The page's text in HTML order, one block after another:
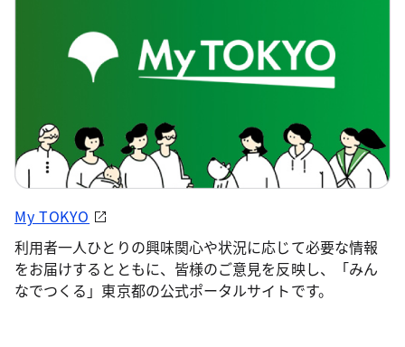
My TOKYO
利用者一人ひとりの興味関心や状況に応じて必要な情報
をお届けするとともに、皆様のご意見を反映し、「みん
なでつくる」東京都の公式ポータルサイトです。